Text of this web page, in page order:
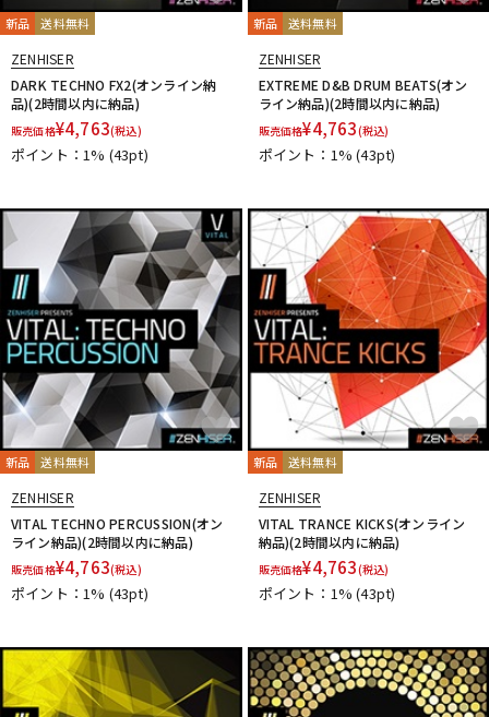
新品 送料無料
ZENHISER
DARK TECHNO FX2(オンライン納
品)(2時間以内に納品)
販売価格¥4,763(税込)
ポイント：1% (43pt)
新品 送料無料
ZENHISER
EXTREME D&B DRUM BEATS(オン
ライン納品)(2時間以内に納品)
販売価格¥4,763(税込)
ポイント：1%(43pt)
新品 送料無料
ZENHISER
VITAL TECHNO PERCUSSION(オン
ライン納品)(2時間以内に納品)
販売価格¥4,763(税込)
ポイント：1% (43pt)
新品 送料無料
ZENHISER
VITAL TRANCE KICKS(オンライン
納品)(2時間以内に納品)
販売価格¥4,763(税込)
ポイント：1%(43pt)